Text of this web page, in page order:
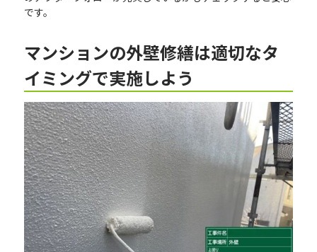
です。
マンションの外壁修繕は適切なタ
イミングで実施しよう